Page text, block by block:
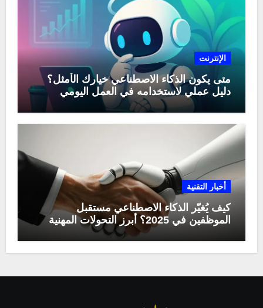
الإنترنت
متى يكون الذكاء الاصطناعي خيارك الأمثل؟
دليل عملي لاستخدامه في العمل اليومي
أخبار التقنية
كيف يُغيّر الذكاء الاصطناعي مستقبل
الموظفين في 2025؟ أبرز التحولات المهنية